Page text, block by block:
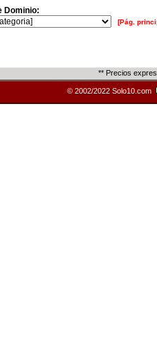
Dominio:
[Pág.
** Precios
© 2002/2022 Solo10.com